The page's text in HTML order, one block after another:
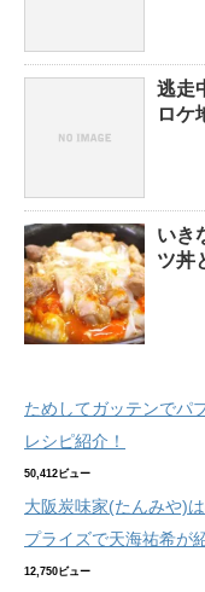
逃走
ロケ
いき
ツ丼
ためしてガッテンでパ
レシピ紹介！
50,412ビュー
大阪炭味家(たんみや)
プライズで天海祐希が
12,750ビュー